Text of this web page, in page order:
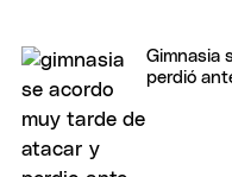
Gimnasia
perdió